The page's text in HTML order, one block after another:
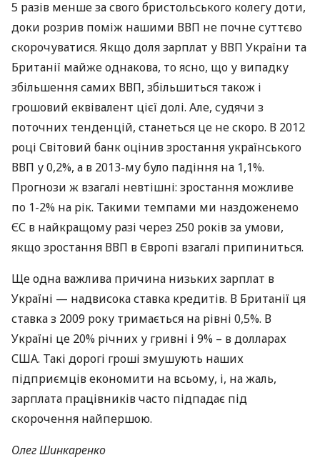
5 разів менше за свого бристольського колегу доти,
доки розрив поміж нашими ВВП не почне суттєво
скорочуватися. Якщо доля зарплат у ВВП України та
Британії майже однакова, то ясно, що у випадку
збільшення самих ВВП, збільшиться також і
грошовий еквівалент цієї долі. Але, судячи з
поточних тенденцій, станеться це не скоро. В 2012
році Світовий банк оцінив зростання українського
ВВП у 0,2%, а в 2013-му було падіння на 1,1%.
Прогнози ж взагалі невтішні: зростання можливе
по 1-2% на рік. Такими темпами ми наздоженемо
ЄС в найкращому разі через 250 років за умови,
якщо зростання ВВП в Європі взагалі припиниться.
Ще одна важлива причина низьких зарплат в
Україні — надвисока ставка кредитів. В Британії ця
ставка з 2009 року тримається на рівні 0,5%. В
Україні це 20% річних у гривні і 9% – в долларах
США. Такі дорогі гроші змушують наших
підприємців економити на всьому, і, на жаль,
зарплата працівників часто підпадає під
скорочення найпершою.
Олег Шинкаренко